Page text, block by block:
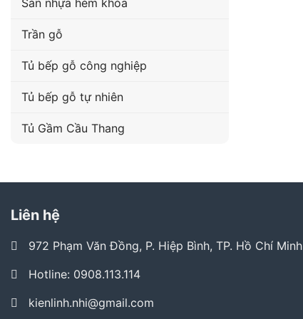
Trần gỗ
Tủ bếp gỗ công nghiệp
Tủ bếp gỗ tự nhiên
Tủ Gầm Cầu Thang
Liên hệ
972 Phạm Văn Đồng, P. Hiệp Bình, TP. Hồ Chí Minh
Hotline: 0908.113.114
kienlinh.nhi@gmail.com